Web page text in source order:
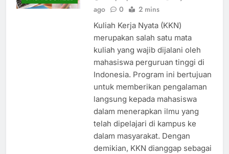
ago
0 2 mins
Kuliah Kerja Nyata (KKN)
merupakan salah satu mata
kuliah yang wajib dijalani oleh
mahasiswa perguruan tinggi di
Indonesia. Program ini bertujuan
untuk memberikan pengalaman
langsung kepada mahasiswa
dalam menerapkan ilmu yang
telah dipelajari di kampus ke
dalam masyarakat. Dengan
demikian, KKN dianggap sebagai